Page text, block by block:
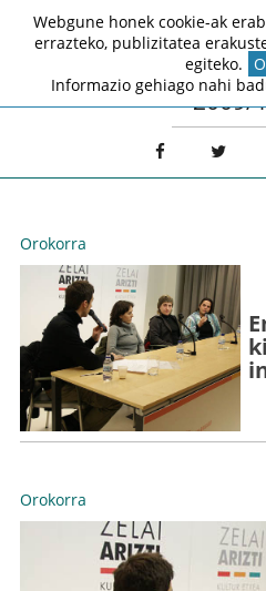
2009/
Orokorra
Orokorra
Webgune honek cookie-ak
errazteko, publizitatea
egiteko.
Informazio gehiago nahi